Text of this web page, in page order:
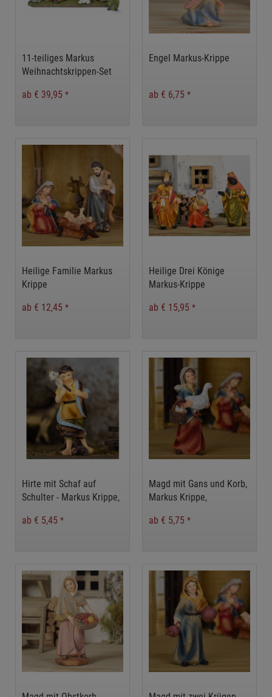
11-teiliges Markus
Weihnachtskrippen-Set
ab € 39,95 *
Engel Markus-Krippe
ab € 6,75 *
Heilige Familie Markus
Krippe
ab € 12,45 *
Heilige Drei Könige
Markus-Krippe
ab € 15,95 *
Hirte mit Schaf auf
Schulter - Markus Krippe,
Krippenfiguren
ab € 5,45 *
Magd mit Gans und Korb,
Markus Krippe,
Krippenfiguren
ab € 5,75 *